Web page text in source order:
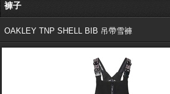
褲子
OAKLEY TNP SHELL BIB 吊帶雪褲